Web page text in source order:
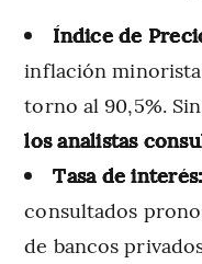
Índice de
inflación
torno al 90,5%.
los analistas
Tasa de interés:
consultados
de bancos